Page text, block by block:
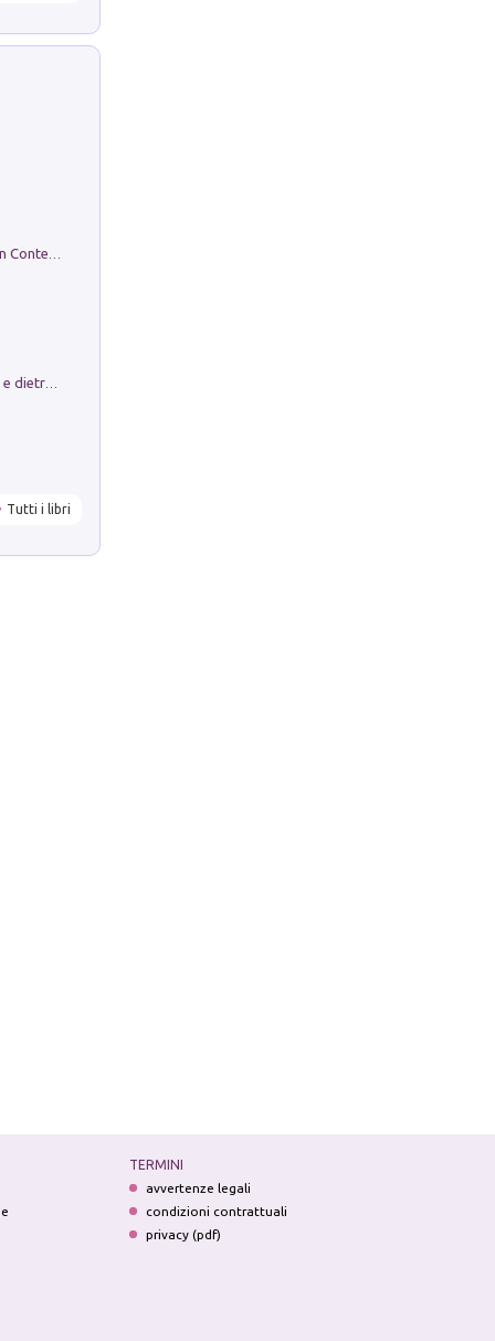
in alto! Livello A1. Con CD-Audio. Con Contenuto digitale per accesso on line
Tutti i libri
TERMINI
avvertenze legali
condizioni contrattuali
privacy (pdf)